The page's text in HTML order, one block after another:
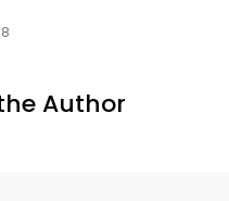
Author